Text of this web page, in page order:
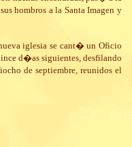
hombros a la Santa Imagen y
iglesia se cant� un Oficio
d�as siguientes, desfilando
de septiembre, reunidos el